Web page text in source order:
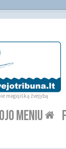
mėgėjišką žvejybą
MENIU